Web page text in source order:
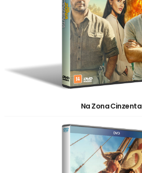
Na Zona Cinzenta